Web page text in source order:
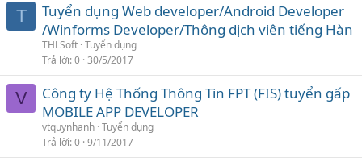
T
Tuyển dụng Web developer/Android Developer
/Winforms Developer/Thông dịch viên tiếng Hàn
THLSoft Tuyển dụng
Trả lời 0 30/5/2017
V
Công ty Hệ Thống Thông Tin FPT (FIS) tuyển gấp
MOBILE APP DEVELOPER
vtquynhanh Tuyển dụng
Trả lời 0 9/11/2017